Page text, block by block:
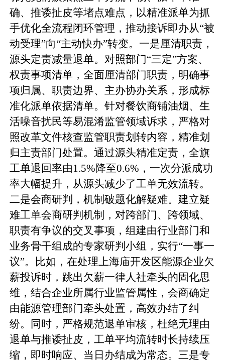
确、推诿扯皮等堵点难点，以精准派单为抓
手优化全流程闭环管理，推动接诉即办从“被
动受理”向“主动快办”转变。一是厘清职责，
源头定责减量退单。对照部门“三定”方案、
权责事项清单，全面厘清部门职责，明确事
项归属、职责边界、主办协办关系，形成标
准化派单依据清单。针对餐饮商铺油烟、生
活噪音扰民等易混淆监管领域诉求，严格对
照改革文件核查监管职责划转内容，精准划
归主责部门处置。通过源头精准定责，全旗
工单退回率由1.5%降至0.6%，一次分派成功
率大幅提升，从源头减少了工单无效流转。
二是会商研判，机制破题化解疑难。建立疑
难工单会商研判机制，对跨部门、跨领域、
职责有争议的交叉事项，组建由行业部门和
业务骨干组成的专家研判小组，实行“一事一
议”。比如，在处理上海庙开发区能源企业欠
薪投诉时，跳出欠薪一律人社牵头的固化思
维，结合企业所属行业监管属性，会商确定
由能源管理部门牵头处置，高效办结了纠
纷。同时，严格规范退单审核，杜绝无理由
退单与推诿扯皮，工单平均流转时长持续压
缩，即时响应、当日办结成为常态。三是专